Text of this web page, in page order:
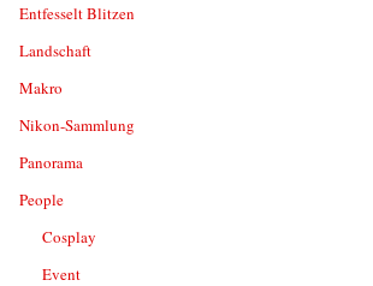
Entfesselt Blitzen
Landschaft
Makro
Nikon-Sammlung
Panorama
People
Cosplay
Event